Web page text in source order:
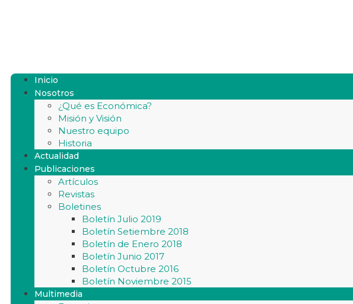
Inicio
Nosotros
¿Qué es Económica?
Misión y Visión
Nuestro equipo
Historia
Actualidad
Publicaciones
Artículos
Revistas
Boletines
Boletín Julio 2019
Boletín Setiembre 2018
Boletín de Enero 2018
Boletín Junio 2017
Boletín Octubre 2016
Boletín Noviembre 2015
Multimedia